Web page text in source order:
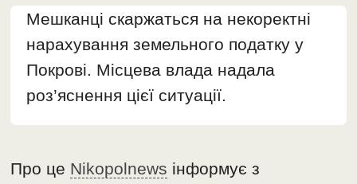
Мешканці скаржаться на некоректні
нарахування земельного податку у
Покрові. Місцева влада надала
роз’яснення цієї ситуації.
Про це Nikopolnews інформує з